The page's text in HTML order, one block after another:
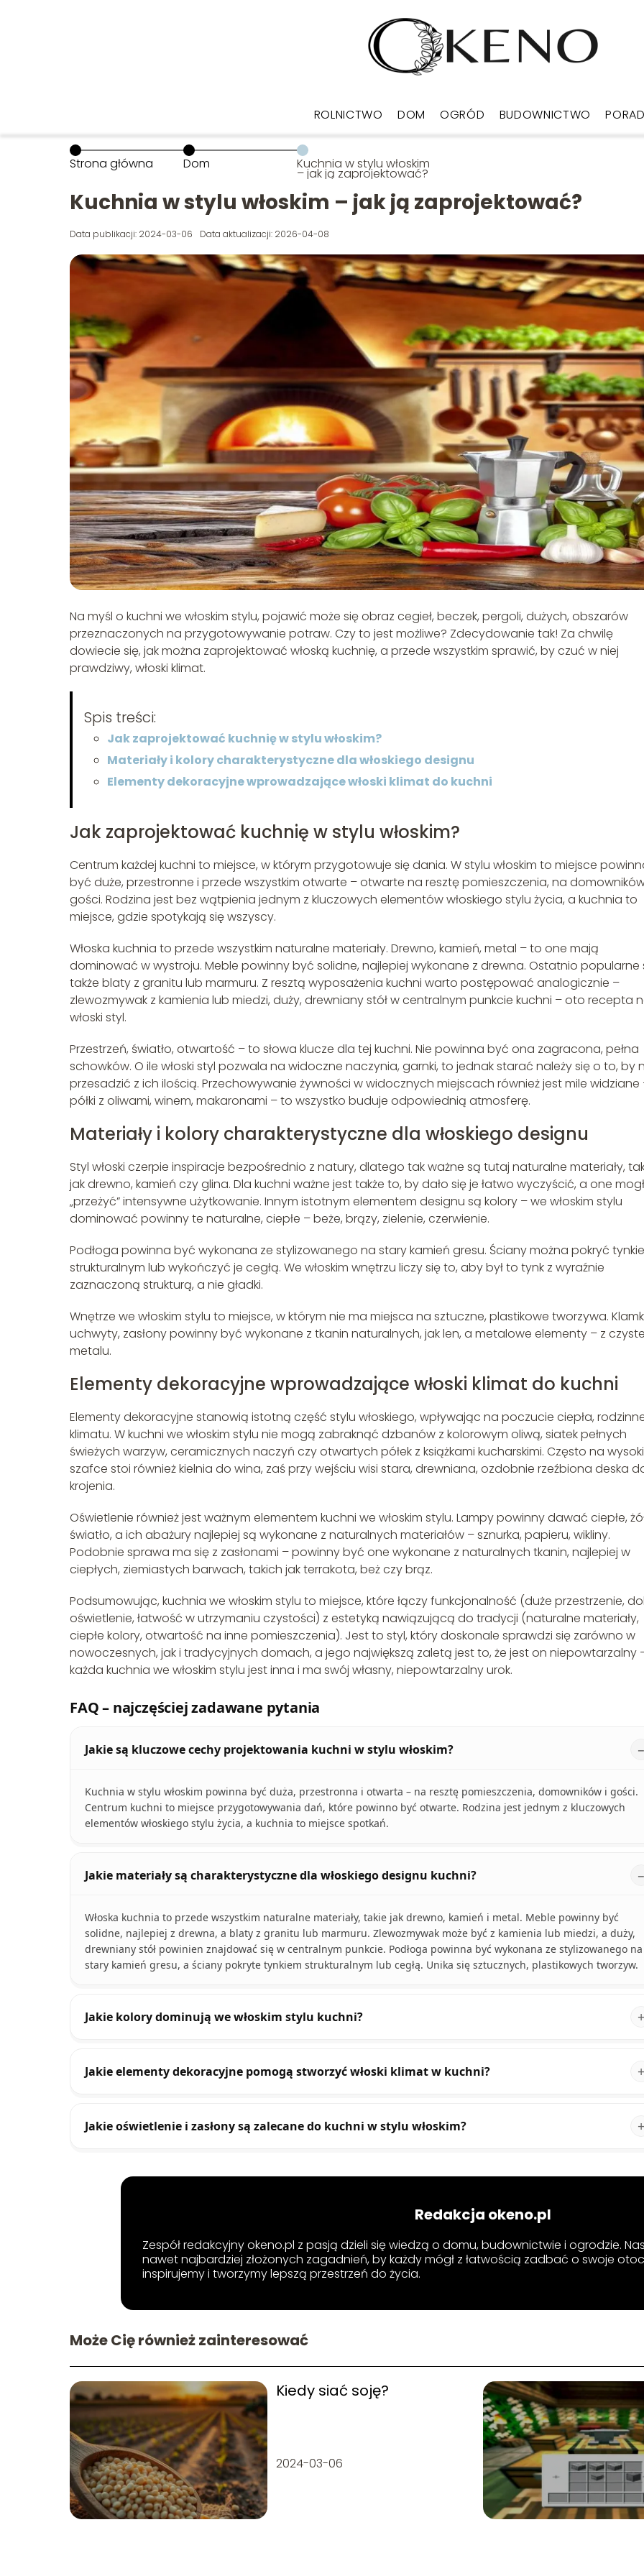
ROLNICTWO DOM OGRÓD BUDOWNICTWO
Strona główna Dom Kuchnia w stylu włoskim
– jak ją zaprojektować?
Kuchnia w stylu włoskim – jak ją zaprojektować?
Data publikacji: 2024-03-06 Data aktualizacji: 2026-04-08
Na myśl o kuchni we włoskim stylu, pojawić może się obraz cegieł, beczek, pergoli, dużych, obszarów
przeznaczonych na przygotowywanie potraw. Czy to jest możliwe? Zdecydowanie tak! Za chwilę
dowiecie się, jak można zaprojektować włoską kuchnię, a przede wszystkim sprawić, by czuć w niej
prawdziwy, włoski klimat.
Spis treści:
Jak zaprojektować kuchnię w stylu włoskim?
Materiały i kolory charakterystyczne dla włoskiego designu
Elementy dekoracyjne wprowadzające włoski klimat do kuchni
Jak zaprojektować kuchnię w stylu włoskim?
Centrum każdej kuchni to miejsce, w którym przygotowuje się dania. W stylu włoskim to miejsce
być duże, przestronne i przede wszystkim otwarte – otwarte na resztę pomieszczenia, na
gości. Rodzina jest bez wątpienia jednym z kluczowych elementów włoskiego stylu życia, a kuchnia to
miejsce, gdzie spotykają się wszyscy.
Włoska kuchnia to przede wszystkim naturalne materiały. Drewno, kamień, metal – to one mają
dominować w wystroju. Meble powinny być solidne, najlepiej wykonane z drewna. Ostatnio popularne
także blaty z granitu lub marmuru. Z resztą wyposażenia kuchni warto postępować analogicznie –
zlewozmywak z kamienia lub miedzi, duży, drewniany stół w centralnym punkcie kuchni – oto recepta
włoski styl.
Przestrzeń, światło, otwartość – to słowa klucze dla tej kuchni. Nie powinna być ona zagracona, pełna
schowków. O ile włoski styl pozwala na widoczne naczynia, garnki, to jednak starać należy się o to, by
przesadzić z ich ilością. Przechowywanie żywności w widocznych miejscach również jest mile widziane
półki z oliwami, winem, makaronami – to wszystko buduje odpowiednią atmosferę.
Materiały i kolory charakterystyczne dla włoskiego designu
Styl włoski czerpie inspiracje bezpośrednio z natury, dlatego tak ważne są tutaj naturalne materiały,
jak drewno, kamień czy glina. Dla kuchni ważne jest także to, by dało się je łatwo wyczyścić, a one
„przeżyć” intensywne użytkowanie. Innym istotnym elementem designu są kolory – we włoskim stylu
dominować powinny te naturalne, ciepłe – beże, brązy, zielenie, czerwienie.
Podłoga powinna być wykonana ze stylizowanego na stary kamień gresu. Ściany można pokryć
strukturalnym lub wykończyć je cegłą. We włoskim wnętrzu liczy się to, aby był to tynk z wyraźnie
zaznaczoną strukturą, a nie gładki.
Wnętrze we włoskim stylu to miejsce, w którym nie ma miejsca na sztuczne, plastikowe tworzywa.
uchwyty, zasłony powinny być wykonane z tkanin naturalnych, jak len, a metalowe elementy – z
metalu.
Elementy dekoracyjne wprowadzające włoski klimat do kuchni
Elementy dekoracyjne stanowią istotną część stylu włoskiego, wpływając na poczucie ciepła,
klimatu. W kuchni we włoskim stylu nie mogą zabraknąć dzbanów z kolorowym oliwą, siatek pełnych
świeżych warzyw, ceramicznych naczyń czy otwartych półek z książkami kucharskimi. Często na
szafce stoi również kielnia do wina, zaś przy wejściu wisi stara, drewniana, ozdobnie rzeźbiona deska
krojenia.
Oświetlenie również jest ważnym elementem kuchni we włoskim stylu. Lampy powinny dawać ciepłe,
światło, a ich abażury najlepiej są wykonane z naturalnych materiałów – sznurka, papieru, wikliny.
Podobnie sprawa ma się z zasłonami – powinny być one wykonane z naturalnych tkanin, najlepiej w
ciepłych, ziemiastych barwach, takich jak terrakota, beż czy brąz.
Podsumowując, kuchnia we włoskim stylu to miejsce, które łączy funkcjonalność (duże przestrzenie,
oświetlenie, łatwość w utrzymaniu czystości) z estetyką nawiązującą do tradycji (naturalne materiały,
ciepłe kolory, otwartość na inne pomieszczenia). Jest to styl, który doskonale sprawdzi się zarówno w
nowoczesnych, jak i tradycyjnych domach, a jego największą zaletą jest to, że jest on niepowtarzalny
każda kuchnia we włoskim stylu jest inna i ma swój własny, niepowtarzalny urok.
FAQ – najczęściej zadawane pytania
Jakie są kluczowe cechy projektowania kuchni w stylu włoskim?
Kuchnia w stylu włoskim powinna być duża, przestronna i otwarta – na resztę pomieszczenia, domowników i gości.
Centrum kuchni to miejsce przygotowywania dań, które powinno być otwarte. Rodzina jest jednym z kluczowych
elementów włoskiego stylu życia, a kuchnia to miejsce spotkań.
Jakie materiały są charakterystyczne dla włoskiego designu kuchni?
Włoska kuchnia to przede wszystkim naturalne materiały, takie jak drewno, kamień i metal. Meble powinny być
solidne, najlepiej z drewna, a blaty z granitu lub marmuru. Zlewozmywak może być z kamienia lub miedzi, a duży,
drewniany stół powinien znajdować się w centralnym punkcie. Podłoga powinna być wykonana ze stylizowanego na
stary kamień gresu, a ściany pokryte tynkiem strukturalnym lub cegłą. Unika się sztucznych, plastikowych tworzyw.
Jakie kolory dominują we włoskim stylu kuchni?
Jakie elementy dekoracyjne pomogą stworzyć włoski klimat w kuchni?
Jakie oświetlenie i zasłony są zalecane do kuchni w stylu włoskim?
Redakcja okeno.pl
Zespół redakcyjny okeno.pl z pasją dzieli się wiedzą o domu, budownictwie i ogrodzie.
nawet najbardziej złożonych zagadnień, by każdy mógł z łatwością zadbać o swoje
inspirujemy i tworzymy lepszą przestrzeń do życia.
Może Cię również zainteresować
Kiedy siać soję?
2024-03-06